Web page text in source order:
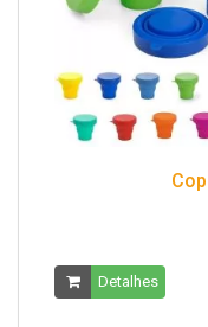
Detalhes